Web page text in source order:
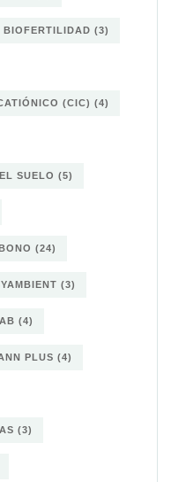
BIOFERTILIDAD (3)
(CIC) (4)
SUELO (5)
(24)
(3)
(4)
PLUS (4)
(3)